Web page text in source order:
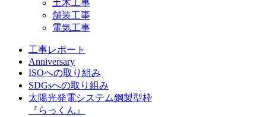
土木工事
舗装工事
電気工事
工事レポート
Anniversary
ISOへの取り組み
SDGsへの取り組み
太陽光発電システム鋼製型枠
『らっくん』